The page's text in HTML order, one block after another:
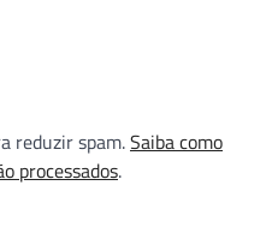
reduzir spam.Saiba como
processados.